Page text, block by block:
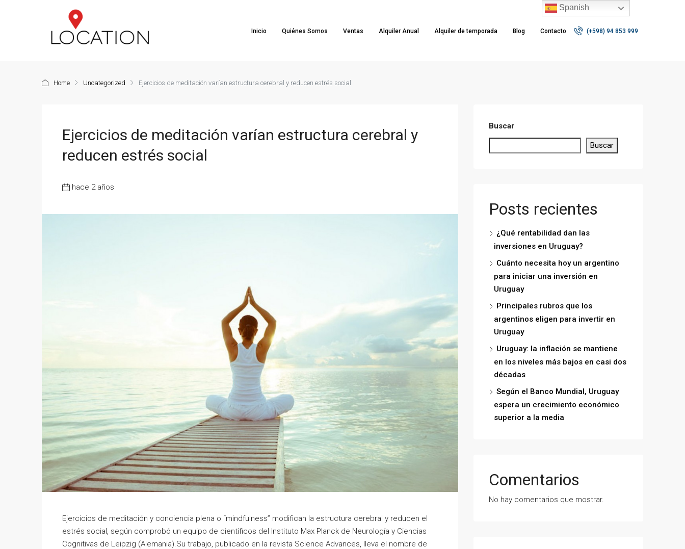
Inicio Quiénes Somos Ventas Alquiler Anual Alquiler de temporada Blog Contacto (+598) 94 853 999
Home Uncategorized Ejercicios de meditación varían estructura cerebral y reducen estrés social
Ejercicios de meditación varían estructura cerebral y
reducen estrés social
hace 2 años
Ejercicios de meditación y conciencia plena o “mindfulness” modifican la estructura cerebral y reducen el
estrés social, según comprobó un equipo de científicos del Instituto Max Planck de Neurología y Ciencias
Cognitivas de Leipzig (Alemania).Su trabajo, publicado en la revista Science Advances, lleva el nombre de
Buscar
Buscar
Posts recientes
¿Qué rentabilidad dan las
inversiones en Uruguay?
Cuánto necesita hoy un argentino
para iniciar una inversión en
Uruguay
Principales rubros que los
argentinos eligen para invertir en
Uruguay
Uruguay: la inflación se mantiene
en los niveles más bajos en casi dos
décadas
Según el Banco Mundial, Uruguay
espera un crecimiento económico
superior a la media
Comentarios
No hay comentarios que mostrar.
Spanish